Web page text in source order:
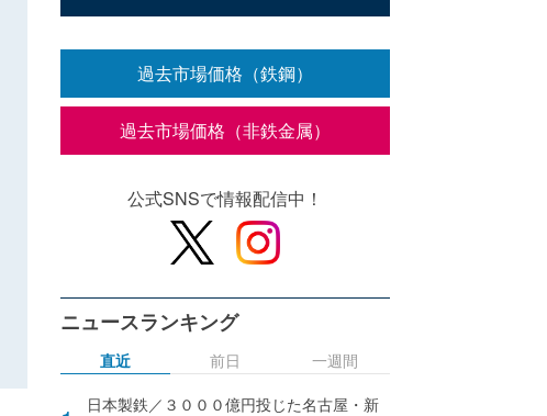
過去市場価格（鉄鋼）
過去市場価格（非鉄金属）
公式SNSで情報配信中！
ニュースランキング
直近
日本製鉄／３０００億円投じた名古屋・新
前日 一週間